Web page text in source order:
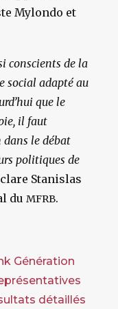
Mylondo et
conscients de la
social adapté au
que le
il faut
le débat
politiques de
Stanislas
du MFRB.
Génération
détaillés